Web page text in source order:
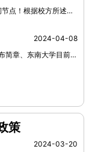
东南大学目前已公布了今年强基计划招生进程时间节点！根据校方所述，4月12日开始报名，6月15-18日进行校考确认，6月26日公布入围名单，7月1日和2日进行校考，7月5日完成录取。
2024-04-08
各校即将发布2024年强基计划简章，兰州大学发布简章、东南大学目前已公布了今年强基计划招生进程时间节点！
策
2024-03-20